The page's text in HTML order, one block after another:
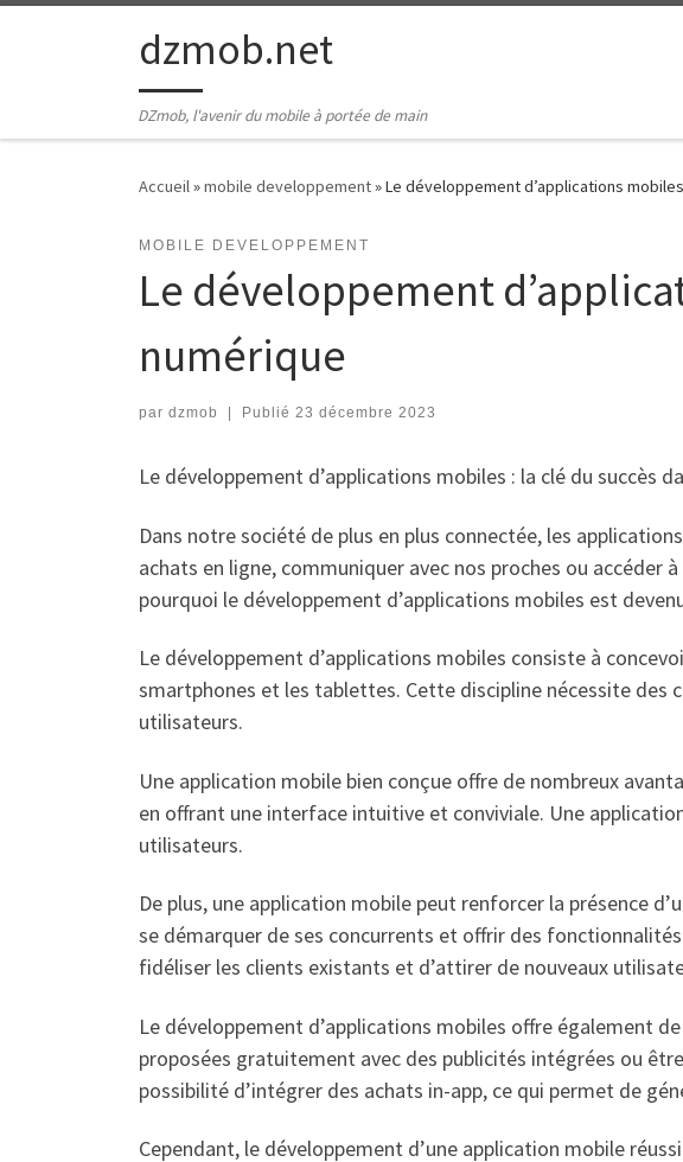
Passer au contenudzmob.net
DZmob, l'avenir du mobile à portée de main
Accueil»mobile developpement»Le développement d’applications
MOBILE DEVELOPPEMENT
Le développement
numérique
par dzmob Publié 23 décembre 2023
Le développement d’applications mobiles : la clé du succès
Dans notre société de plus en plus connectée, les
achats en ligne, communiquer avec nos proches ou accéder
pourquoi le développement d’applications mobiles est
Le développement d’applications mobiles consiste à
smartphones et les tablettes. Cette discipline nécessite des
utilisateurs.
Une application mobile bien conçue offre de nombreux
en offrant une interface intuitive et conviviale. Une
utilisateurs.
De plus, une application mobile peut renforcer la présence
se démarquer de ses concurrents et offrir des
fidéliser les clients existants et d’attirer de nouveaux
Le développement d’applications mobiles offre également
proposées gratuitement avec des publicités intégrées ou
possibilité d’intégrer des achats in-app, ce qui permet de
Cependant, le développement d’une application mobile